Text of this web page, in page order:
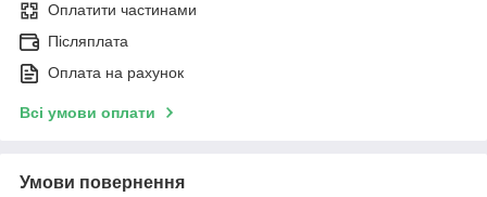
Оплатити частинами
Післяплата
Оплата на рахунок
Всі умови оплати
Умови повернення